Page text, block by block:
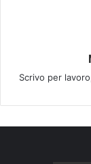
Scrivo per